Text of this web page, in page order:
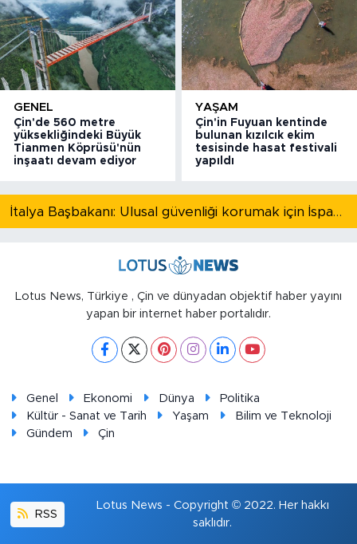
GENEL
Çin'de 560 metre
yüksekliğindeki Büyük
Tianmen Köprüsü'nün
inşaatı devam ediyor
YAŞAM
Çin'in Fuyuan kentinde
bulunan kızılcık ekim
tesisinde hasat festivali
yapıldı
İtalya Başbakanı: Ulusal güvenliği korumak için İspanya ile Schengen kapsamındaki serbest dolaşımı askıya alıyoruz
Lotus News, Türkiye , Çin ve dünyadan objektif haber yayını
yapan bir internet haber portalıdır.
Genel Ekonomi Dünya
Politika
Kültür - Sanat ve Tarih
Yaşam
Bilim ve Teknoloji
Gündem
Çin
RSS
Lotus News - Copyright © 2022. Her hakkı
saklıdır.